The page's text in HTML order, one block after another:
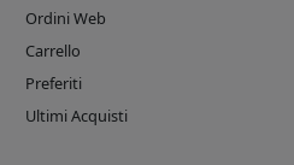
Ordini Web
Carrello
Preferiti
Ultimi Acquisti